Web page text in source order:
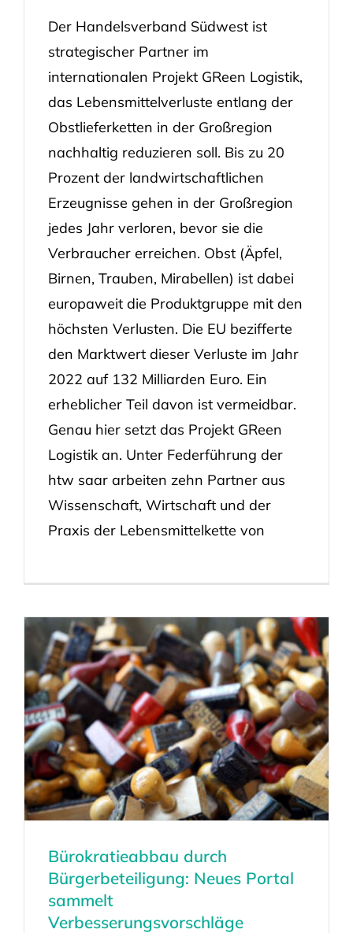
Der Handelsverband Südwest ist
strategischer Partner im
internationalen Projekt GReen Logistik,
das Lebensmittelverluste entlang der
Obstlieferketten in der Großregion
nachhaltig reduzieren soll. Bis zu 20
Prozent der landwirtschaftlichen
Erzeugnisse gehen in der Großregion
jedes Jahr verloren, bevor sie die
Verbraucher erreichen. Obst (Äpfel,
Birnen, Trauben, Mirabellen) ist dabei
europaweit die Produktgruppe mit den
höchsten Verlusten. Die EU bezifferte
den Marktwert dieser Verluste im Jahr
2022 auf 132 Milliarden Euro. Ein
erheblicher Teil davon ist vermeidbar.
Genau hier setzt das Projekt GReen
Logistik an. Unter Federführung der
htw saar arbeiten zehn Partner aus
Wissenschaft, Wirtschaft und der
Praxis der Lebensmittelkette von
Bürokratieabbau durch
Bürgerbeteiligung: Neues Portal
sammelt
Verbesserungsvorschläge